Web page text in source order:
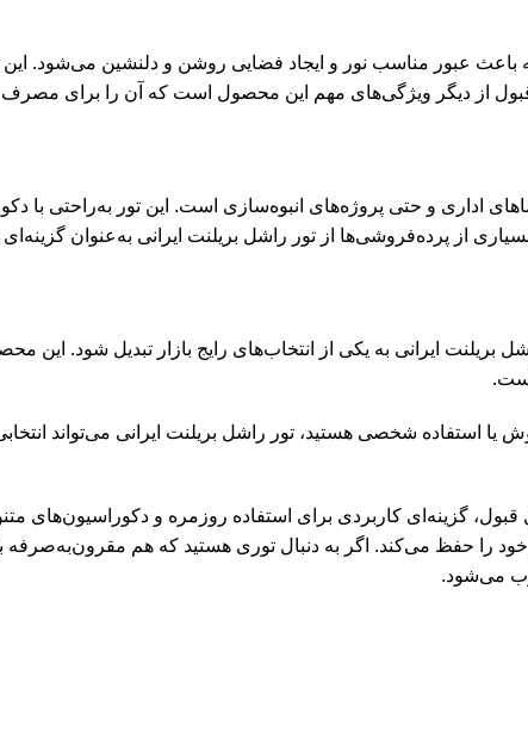
باعث عبور مناسب نور و ایجاد فضایی روشن و دلنشین می‌شود. این
قبول از دیگر ویژگی‌های مهم این محصول است که آن را برای
اداری و حتی پروژه‌های انبوه‌سازی است. این تور به‌راحتی
از پرده‌فروشی‌ها از تور راشل بریلنت ایرانی به‌عنوان
ایرانی به یکی از انتخاب‌های رایج بازار تبدیل شود. این
یا استفاده شخصی هستید، تور راشل بریلنت ایرانی می‌تواند
گزینه‌ای کاربردی برای استفاده روزمره و دکوراسیون‌های
را حفظ می‌کند. اگر به دنبال توری هستید که هم
می‌شود.